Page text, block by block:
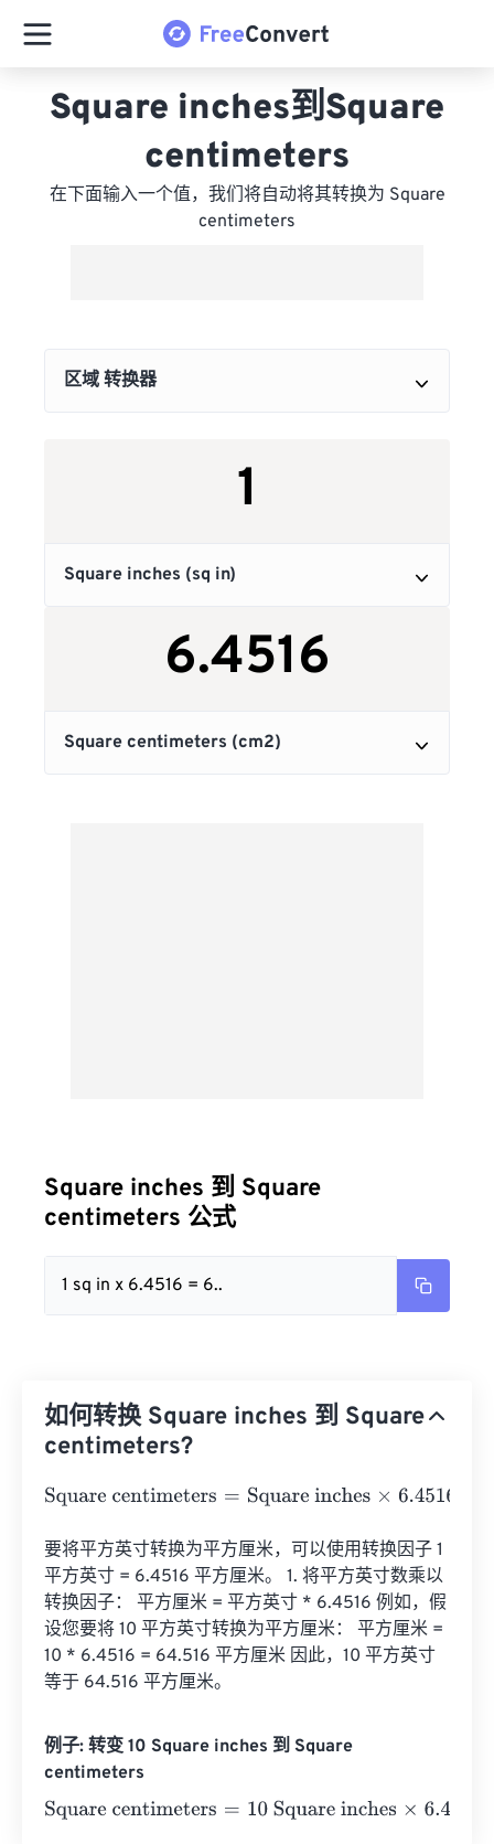
Square inches到Square
centimeters
在下面输入一个值，我们将自动将其转换为 Square
centimeters
Square inches 到 Square
centimeters 公式
1 sq in x 6.4516 = 6..
如何转换 Square inches 到 Square
centimeters?
Square centimeters=Square inches×6.4516
要将平方英寸转换为平方厘米，可以使用转换因子 1
平方英寸 = 6.4516 平方厘米。 1. 将平方英寸数乘以
转换因子： 平方厘米 = 平方英寸 * 6.4516 例如，假
设您要将 10 平方英寸转换为平方厘米： 平方厘米 =
10 * 6.4516 = 64.516 平方厘米 因此，10 平方英寸
等于 64.516 平方厘米。
例子: 转变 10 Square inches 到 Square
centimeters
Square centimeters=10 Square inches×6.4516= 64.516